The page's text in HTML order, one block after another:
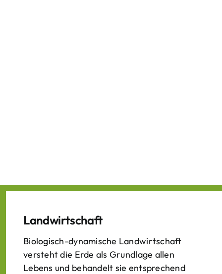
Landwirtschaft
Biologisch-dynamische Landwirtschaft
versteht die Erde als Grundlage allen
Lebens und behandelt sie entsprechend